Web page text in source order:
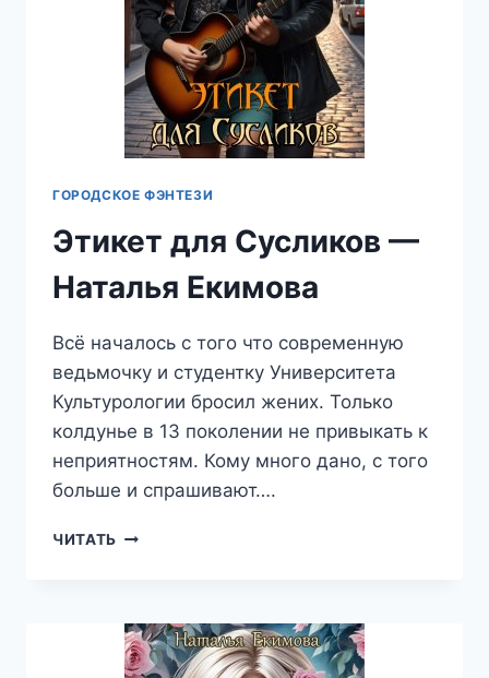
ГОРОДСКОЕ ФЭНТЕЗИ
Этикет для Сусликов —
Наталья Екимова
Всё началось с того что современную
ведьмочку и студентку Университета
Культурологии бросил жених. Только
колдунье в 13 поколении не привыкать к
неприятностям. Кому много дано, с того
больше и спрашивают….
ЧИТАТЬ ЭТИКЕТ
НАТАЛЬЯ
ЕКИМОВА